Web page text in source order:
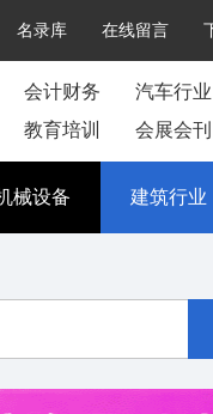
名录库 在线留言
会计财务 汽车行业
教育培训 会展会刊
械设备 建筑行业